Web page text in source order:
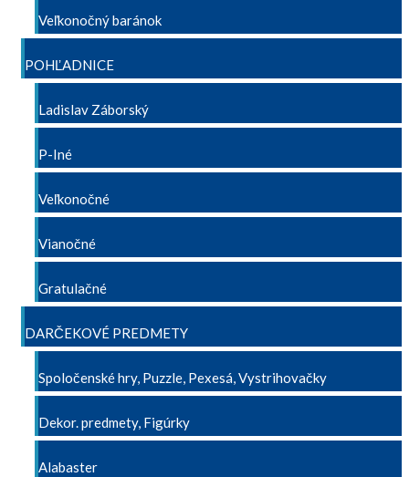
Veľkonočný baránok
POHĽADNICE
Ladislav Záborský
P-Iné
Veľkonočné
Vianočné
Gratulačné
DARČEKOVÉ PREDMETY
Spoločenské hry, Puzzle, Pexesá, Vystrihovačky
Dekor. predmety, Figúrky
Alabaster